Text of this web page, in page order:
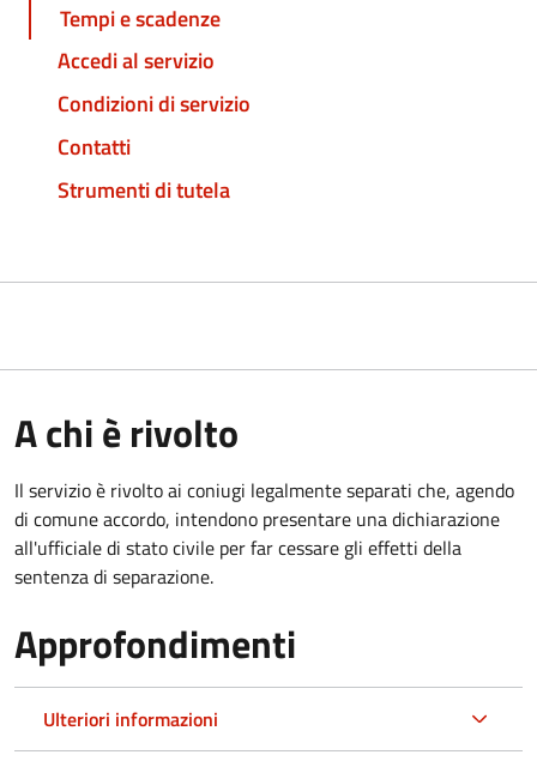
Tempi e scadenze
Accedi al servizio
Condizioni di servizio
Contatti
Strumenti di tutela
A chi è rivolto
Il servizio è rivolto ai coniugi legalmente separati che, agendo
di comune accordo, intendono presentare una dichiarazione
all'ufficiale di stato civile per far cessare gli effetti della
sentenza di separazione.
Approfondimenti
Ulteriori informazioni